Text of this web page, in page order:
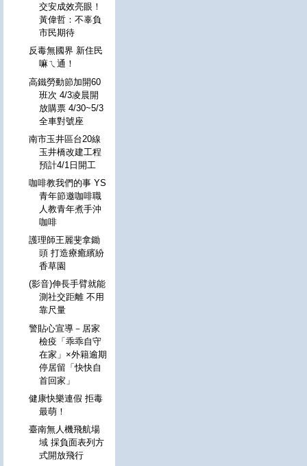
交安成效亮眼！
黃偉哲：不辜負
市民期待
反毒無國界 新住民
嘛ㄟ通！
高鐵勞動節加開60
班次 4/3凌晨開
放購票 4/30~5/3
全車對號座
南市玉井區台20線
玉井橋改建工程
預計4/1日開工
咖啡教我們的事 YS
青年節邀咖啡職
人教青年煮手沖
咖啡
護理師王麗斐拿鋤
頭 打造療癒繽紛
香草園
(影音)伸長手臂就能
測社交距離 不用
靠尺量
警貼心宣導－居家
檢疫「乖乖自守
在家」×外籍逾期
停居留「快快自
首回家」
健康快樂連假 拒毒
最萌！
臺南無人機飛航場
域 採負面表列方
式開放飛行